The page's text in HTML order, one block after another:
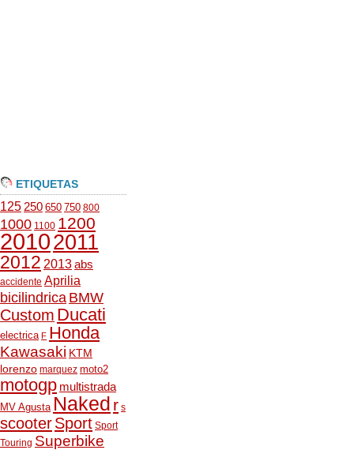
ETIQUETAS
125 250 650 750 800
1000 1100 1200
20102011
2012 2013abs
accidente Aprilia
bicilindrica BMW
Custom Ducati
electrica F Honda
Kawasaki KTM
lorenzo marquez moto2
motogp multistrada
MV Agusta Naked r s
scooterSport Sport
Touring Superbike